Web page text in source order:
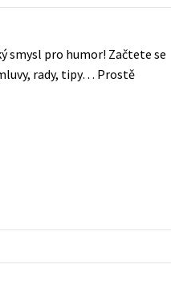
smysl pro humor! Začtete se
rady, tipy… Prostě